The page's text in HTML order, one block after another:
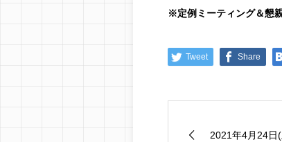
※定例ミーティング＆懇
Tweet Share
2021年4月24日